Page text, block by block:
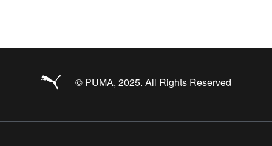
© PUMA, 2025. All Rights Reserved